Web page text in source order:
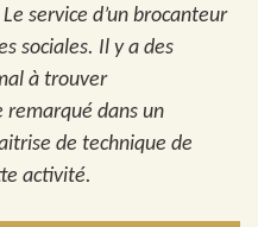
service d’un brocanteur
sociales. Il y a des
à trouver
dans un
de technique de
activité.